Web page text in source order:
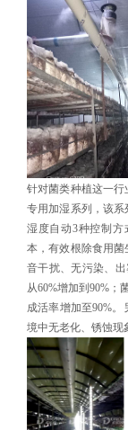
针对菌类种植这一
专用加湿系列，该系
湿度自动3种控制
本，有效根除食用
音干扰、无污染、
从60%增加到90%；
成活率增加至90%
境中无老化、锈蚀现